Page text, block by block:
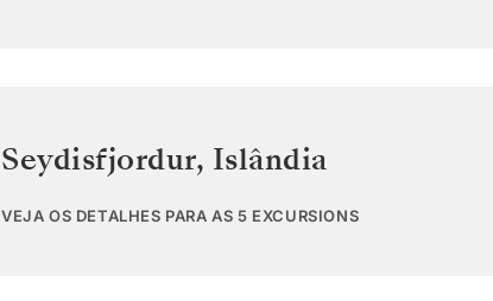
Seydisfjordur, Islândia
VEJA OS DETALHES PARA AS 5 EXCURSIONS